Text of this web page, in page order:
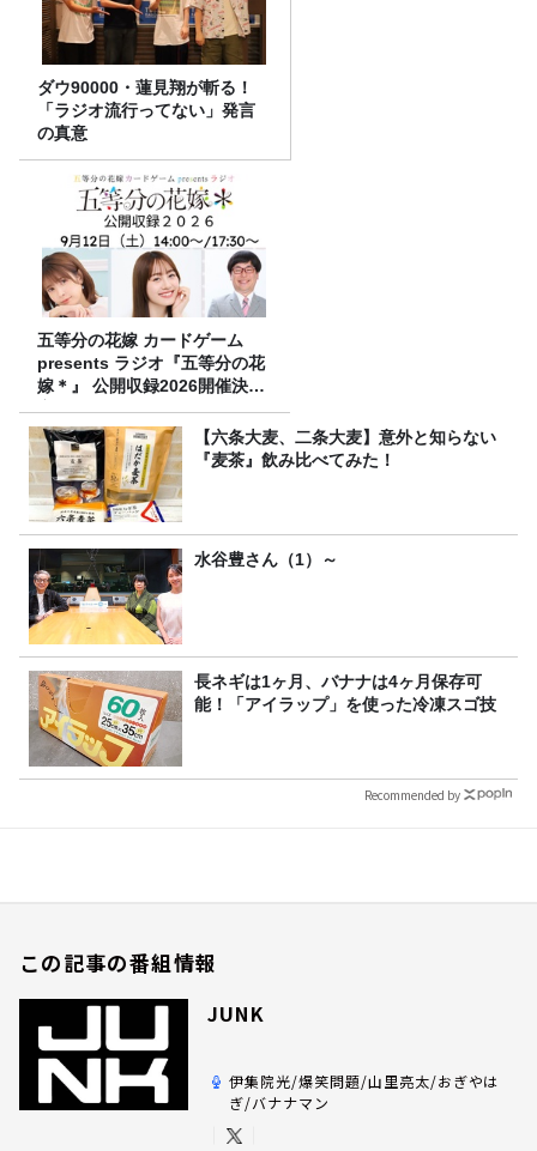
ダウ90000・蓮見翔が斬る！
「ラジオ流行ってない」発言
の真意
五等分の花嫁 カードゲーム
presents ラジオ『五等分の花
嫁＊』 公開収録2026開催決
定！
【六条大麦、二条大麦】意外と知らない
『麦茶』飲み比べてみた！
水谷豊さん（1）～
長ネギは1ヶ月、バナナは4ヶ月保存可
能！「アイラップ」を使った冷凍スゴ技
Recommended by
この記事の番組情報
JUNK
伊集院光/爆笑問題/山里亮太/おぎやは
ぎ/バナナマン